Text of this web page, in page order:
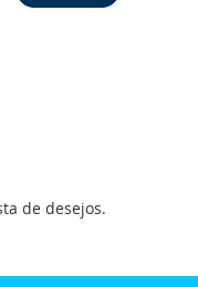
de desejos.